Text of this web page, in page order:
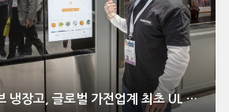
삼성전자 패밀리허브 냉장고, 글로벌 가전업계 최초 UL 솔루션즈 최고 보안등급 ‘다이아몬드’ 획득